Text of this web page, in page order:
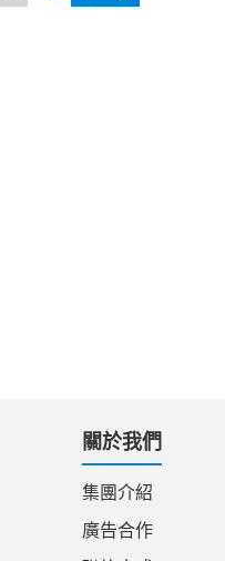
關於我們
集團介紹
廣告合作